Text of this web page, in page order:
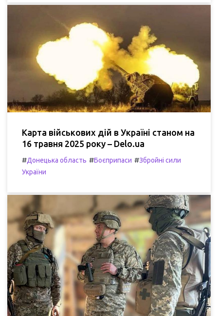
Карта військових дій в Україні станом на
16 травня 2025 року – Delo.ua
#Донецька область #Боєприпаси #Збройні сили
України